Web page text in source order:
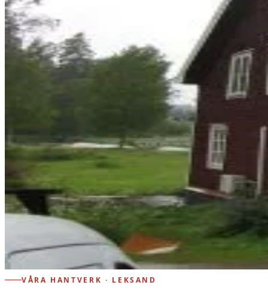
VÅRA HANTVERK · LEKSAND